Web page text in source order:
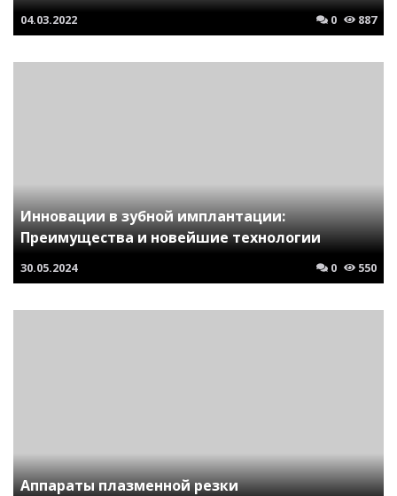
04.03.2022 0 887
Инновации в зубной имплантации:
Преимущества и новейшие технологии
30.05.2024 0 550
Аппараты плазменной резки